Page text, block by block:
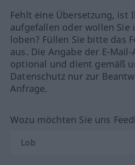
Fehlt eine Übersetzung, ist
aufgefallen oder wollen Sie
loben? Füllen Sie bitte das
aus. Die Angabe der E-
optional und dient gemäß
Datenschutz nur zur
Anfrage.
Wozu möchten Sie uns